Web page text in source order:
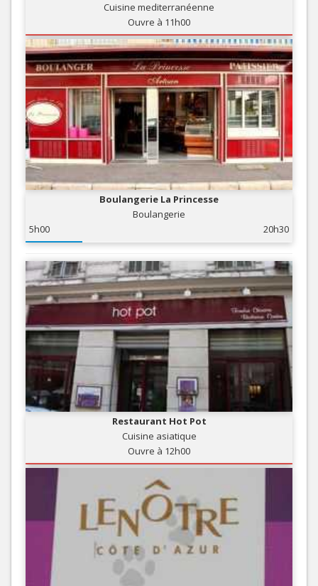
Cuisine mediterranéenne
Ouvre à 11h00
Boulangerie La Princesse
Boulangerie
5h00
20h30
Restaurant Hot Pot
Cuisine asiatique
Ouvre à 12h00